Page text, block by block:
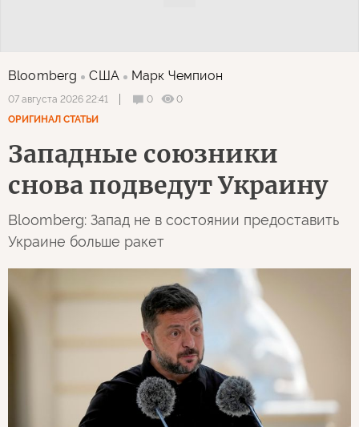
Bloomberg США Марк Чемпион
07 августа 2026 22:41 0
0
ОРИГИНАЛ СТАТЬИ
Западные союзники
снова подведут Украину
Bloomberg: Запад не в состоянии предоставить
Украине больше ракет